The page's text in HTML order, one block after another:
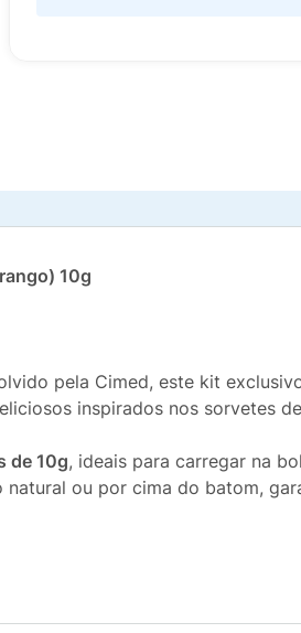
10g
pela Cimed, este kit
inspirados nos sorvetes
de 10g, ideais para carregar na
ou por cima do batom,